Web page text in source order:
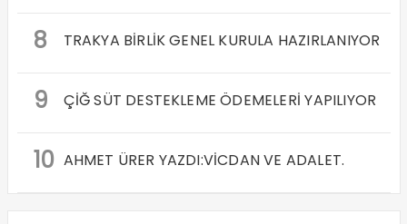
8 TRAKYA BİRLİK GENEL KURULA HAZIRLANIYOR
9 ÇİĞ SÜT DESTEKLEME ÖDEMELERİ YAPILIYOR
10 AHMET ÜRER YAZDI:VİCDAN VE ADALET.